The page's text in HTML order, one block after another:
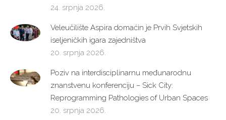
24. srpnja 2026.
Veleučilište Aspira domaćin je Prvih Svjetskih
iseljeničkih igara zajedništva
20. srpnja 2026.
Poziv na interdisciplinarnu međunarodnu
znanstvenu konferenciju – Sick City:
Reprogramming Pathologies of Urban Spaces
20. srpnja 2026.